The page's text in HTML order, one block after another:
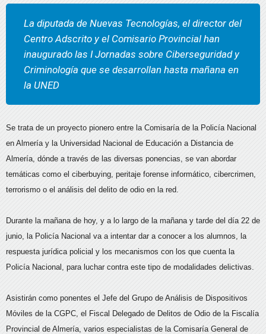
La diputada de Nuevas Tecnologías, el director del
Centro Adscrito y el Comisario Provincial han
inaugurado las I Jornadas sobre Ciberseguridad y
Criminología que se desarrollan hasta mañana en
la UNED
Se trata de un proyecto pionero entre la Comisaría de la Policía Nacional
en Almería y la Universidad Nacional de Educación a Distancia de
Almería, dónde a través de las diversas ponencias, se van abordar
temáticas como el ciberbuying, peritaje forense informático, cibercrimen,
terrorismo o el análisis del delito de odio en la red.
Durante la mañana de hoy, y a lo largo de la mañana y tarde del día 22 de
junio, la Policía Nacional va a intentar dar a conocer a los alumnos, la
respuesta jurídica policial y los mecanismos con los que cuenta la
Policía Nacional, para luchar contra este tipo de modalidades delictivas.
Asistirán como ponentes el Jefe del Grupo de Análisis de Dispositivos
Móviles de la CGPC, el Fiscal Delegado de Delitos de Odio de la Fiscalía
Provincial de Almería, varios especialistas de la Comisaría General de